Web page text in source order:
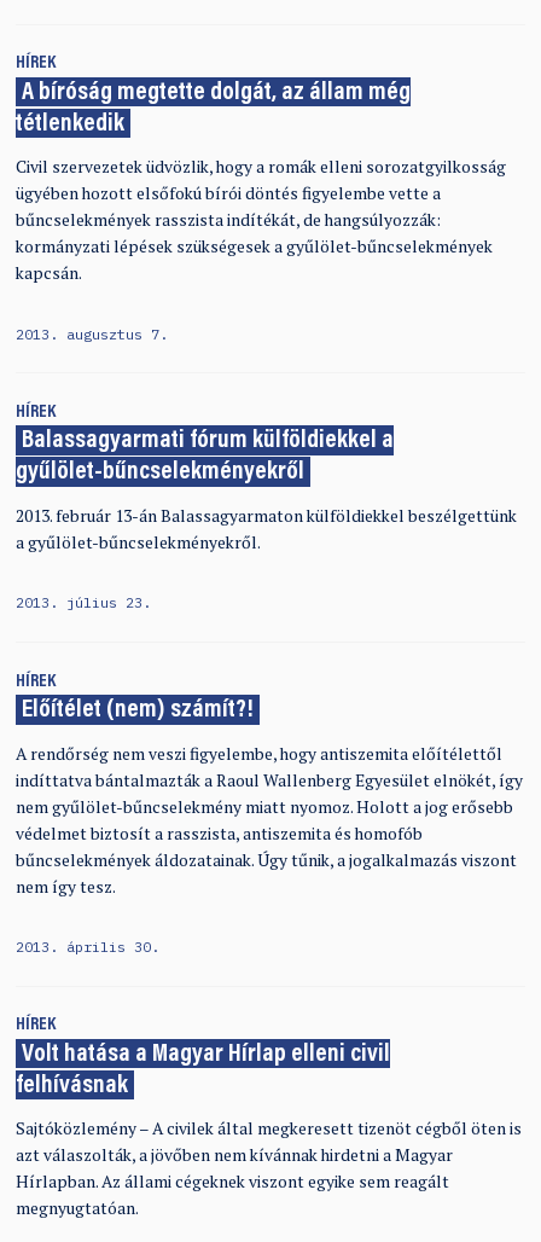
HÍREK
A bíróság megtette dolgát, az állam még
tétlenkedik
Civil szervezetek üdvözlik, hogy a romák elleni sorozatgyilkosság
ügyében hozott elsőfokú bírói döntés figyelembe vette a
bűncselekmények rasszista indítékát, de hangsúlyozzák:
kormányzati lépések szükségesek a gyűlölet-bűncselekmények
kapcsán.
2013. augusztus 7.
HÍREK
Balassagyarmati fórum külföldiekkel a
gyűlölet-bűncselekményekről
2013. február 13-án Balassagyarmaton külföldiekkel beszélgettünk
a gyűlölet-bűncselekményekről.
2013. július 23.
HÍREK
Előítélet (nem) számít?!
A rendőrség nem veszi figyelembe, hogy antiszemita előítélettől
indíttatva bántalmazták a Raoul Wallenberg Egyesület elnökét, így
nem gyűlölet-bűncselekmény miatt nyomoz. Holott a jog erősebb
védelmet biztosít a rasszista, antiszemita és homofób
bűncselekmények áldozatainak. Úgy tűnik, a jogalkalmazás viszont
nem így tesz.
2013. április 30.
HÍREK
Volt hatása a Magyar Hírlap elleni civil
felhívásnak
Sajtóközlemény – A civilek által megkeresett tizenöt cégből öten is
azt válaszolták, a jövőben nem kívánnak hirdetni a Magyar
Hírlapban. Az állami cégeknek viszont egyike sem reagált
megnyugtatóan.